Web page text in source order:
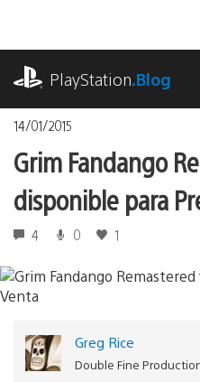
contenido
PlayStation.Blog
14/01/2015
Grim Fandango
disponible para
4 0 1
Greg Rice
Double Fine